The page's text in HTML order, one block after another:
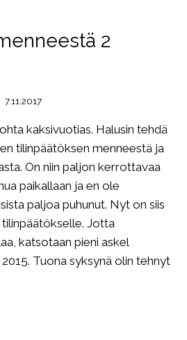
2
7.11.2017
kaksivuotias. Halusin tehdä
tilinpäätöksen menneestä ja
On niin paljon kerrottavaa
paikallaan ja en ole
paljoa puhunut. Nyt on siis
Jotta
katsotaan pieni askel
Tuona syksynä olin tehnyt